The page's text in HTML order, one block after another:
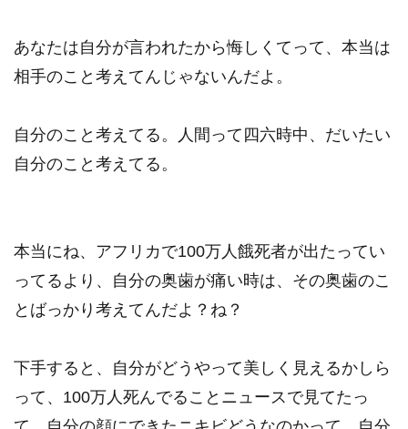
あなたは自分が言われたから悔しくてって、本当は
相手のこと考えてんじゃないんだよ。
自分のこと考えてる。人間って四六時中、だいたい
自分のこと考えてる。
本当にね、アフリカで100万人餓死者が出たってい
ってるより、自分の奥歯が痛い時は、その奥歯のこ
とばっかり考えてんだよ？ね？
下手すると、自分がどうやって美しく見えるかしら
って、100万人死んでることニュースで見てたっ